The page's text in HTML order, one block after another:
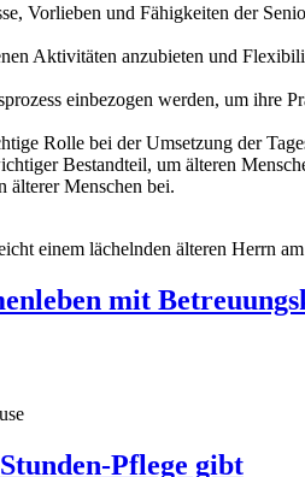
Vorlieben und Fähigkeiten der
Aktivitäten anzubieten und
einbezogen werden, um ihre
Rolle bei der Umsetzung der
Bestandteil, um älteren
älterer Menschen bei.
mit
Pflege gibt